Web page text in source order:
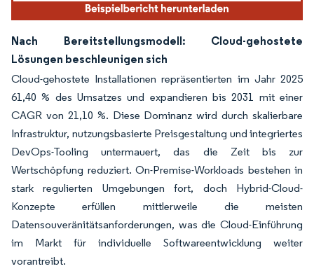
Nach Bereitstellungsmodell: Cloud-gehostete
Lösungen beschleunigen sich
Cloud-gehostete Installationen repräsentierten im Jahr 2025
61,40 % des Umsatzes und expandieren bis 2031 mit einer
CAGR von 21,10 %. Diese Dominanz wird durch skalierbare
Infrastruktur, nutzungsbasierte Preisgestaltung und integriertes
DevOps-Tooling untermauert, das die Zeit bis zur
Wertschöpfung reduziert. On-Premise-Workloads bestehen in
stark regulierten Umgebungen fort, doch Hybrid-Cloud-
Konzepte erfüllen mittlerweile die meisten
Datensouveränitätsanforderungen, was die Cloud-Einführung
im Markt für individuelle Softwareentwicklung weiter
vorantreibt.